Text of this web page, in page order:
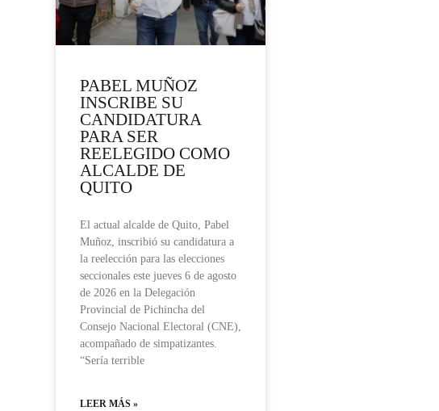
PABEL MUÑOZ
INSCRIBE SU
CANDIDATURA
PARA SER
REELEGIDO COMO
ALCALDE DE
QUITO
El actual alcalde de Quito, Pabel
Muñoz, inscribió su candidatura a
la reelección para las elecciones
seccionales este jueves 6 de agosto
de 2026 en la Delegación
Provincial de Pichincha del
Consejo Nacional Electoral (CNE),
acompañado de simpatizantes.
“Sería terrible
LEER MÁS »